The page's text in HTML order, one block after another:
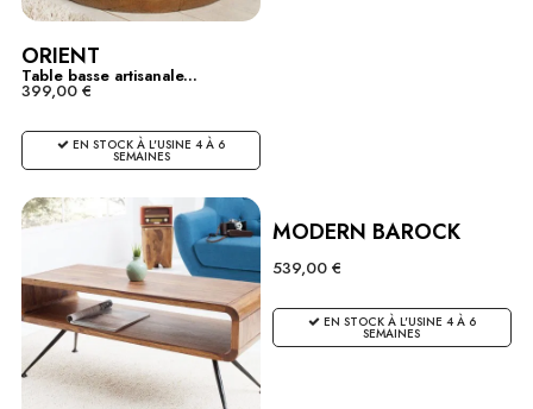
ORIENT
Table basse artisanale...
399,00 €
EN STOCK À L'USINE 4 À 6
SEMAINES
MODERN BAROCK
539,00 €
EN STOCK À L'USINE 4 À 6
SEMAINES